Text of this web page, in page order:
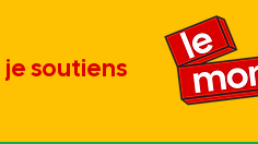
je soutiens